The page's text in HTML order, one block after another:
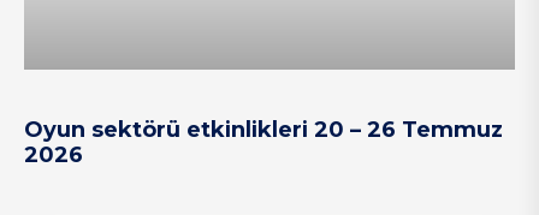
Oyun sektörü etkinlikleri 20 – 26 Temmuz
2026